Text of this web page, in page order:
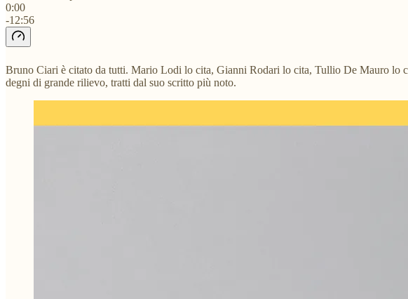
0:00
-12:56
Bruno Ciari è citato da tutti. Mario Lodi lo cita, Gianni Rodari lo cita, Tullio De Mauro lo
degni di grande rilievo, tratti dal suo scritto più noto.